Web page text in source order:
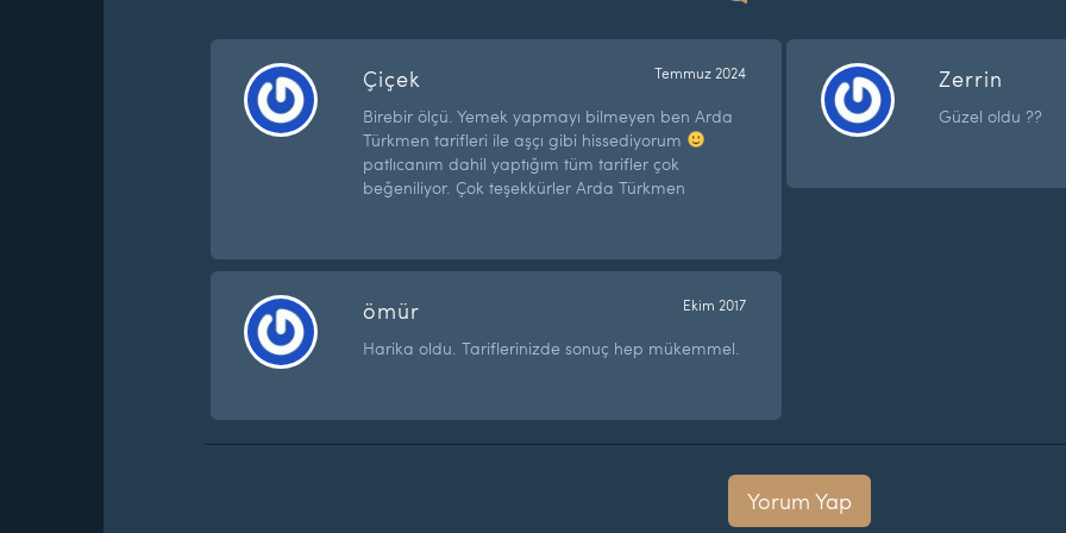
Çiçek Temmuz 2024
Birebir ölçü. Yemek yapmayı bilmeyen ben Arda
Türkmen tarifleri ile aşçı gibi hissediyorum
patlıcanım dahil yaptığım tüm tarifler çok
beğeniliyor. Çok teşekkürler Arda Türkmen
Zerrin
Güzel oldu ??
ömür Ekim 2017
Harika oldu. Tariflerinizde sonuç hep mükemmel.
Yorum Yap